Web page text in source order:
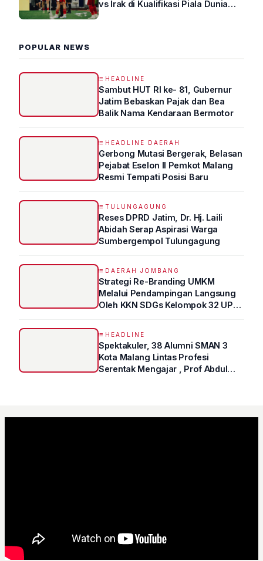
vs Irak di Kualifikasi Piala Dunia
POPULAR NEWS
HEADLINE
Sambut HUT RI ke- 81, Gubernur
Jatim Bebaskan Pajak dan Bea
Balik Nama Kendaraan Bermotor
HEADLINE DAERAH
Gerbong Mutasi Bergerak, Belasan
Pejabat Eselon II Pemkot Malang
Resmi Tempati Posisi Baru
TULUNGAGUNG
Reses DPRD Jatim, Dr. Hj. Laili
Abidah Serap Aspirasi Warga
Sumbergempol Tulungagung
DAERAH JOMBANG
Strategi Re-Branding UMKM
Melalui Pendampingan Langsung
Oleh KKN SDGs Kelompok 32 UPN
HEADLINE
Spektakuler, 38 Alumni SMAN 3
Kota Malang Lintas Profesi
Serentak Mengajar , Prof Abdul